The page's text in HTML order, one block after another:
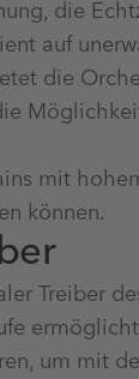
die
auf
die
mit
können.
Treiber
um mit